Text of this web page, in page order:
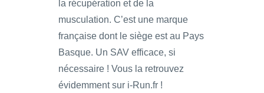
la récupération et de la
musculation. C’est une marque
française dont le siège est au Pays
Basque. Un SAV efficace, si
nécessaire ! Vous la retrouvez
évidemment sur i-Run.fr !